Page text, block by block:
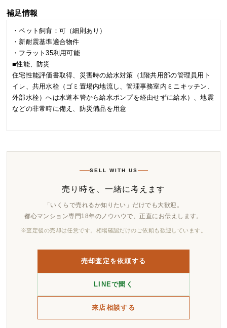
補足情報
・ペット飼育：可（細則あり）
・新耐震基準適合物件
・フラット35利用可能
■性能、防災
住宅性能評価書取得、災害時の給水対策（1階共用部の管理員用ト
イレ、共用水栓（ゴミ置場内地流し、管理事務室内ミニキッチン、
外部水栓）へは水道本管から給水ポンプを経由せずに給水）、地震
などの非常時に備え、防災備品を用意
SELL WITH US
売り時を、一緒に考えます
「いくらで売れるか知りたい」だけでも大歓迎。
都心マンション専門18年のノウハウで、正直にお伝えします。
※査定後の売却は任意です。相場確認だけのご依頼も歓迎しています。
売却査定を依頼する
LINEで聞く
来店相談する